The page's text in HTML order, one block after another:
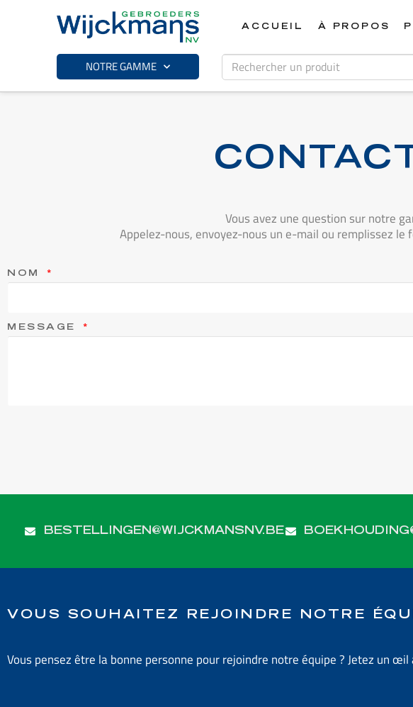
ACCUEIL À PROPOS
NOTRE GAMME
Vous avez une question sur notre
Appelez-nous, envoyez-nous un e-mail ou remplissez
NOM
MESSAGE
BESTELLINGEN@WIJCKMANSNV.BE
VOUS SOUHAITEZ REJOINDRE NOTRE
Vous pensez être la bonne personne pour rejoindre notre équipe ? Jetez un œil